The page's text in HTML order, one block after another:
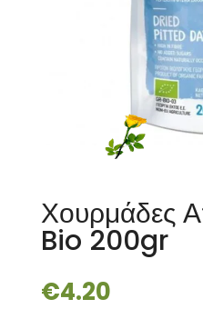
Χουρμάδες
Bio 200gr
€4.20